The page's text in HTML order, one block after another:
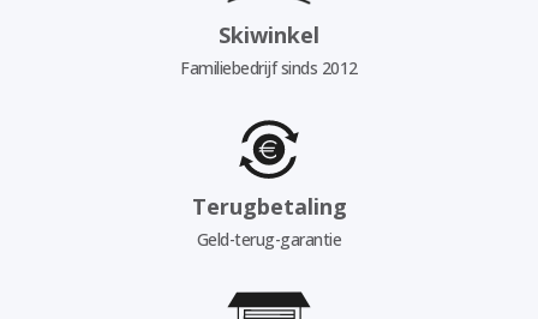
Skiwinkel
Familiebedrijf sinds 2012
Terugbetaling
Geld-terug-garantie